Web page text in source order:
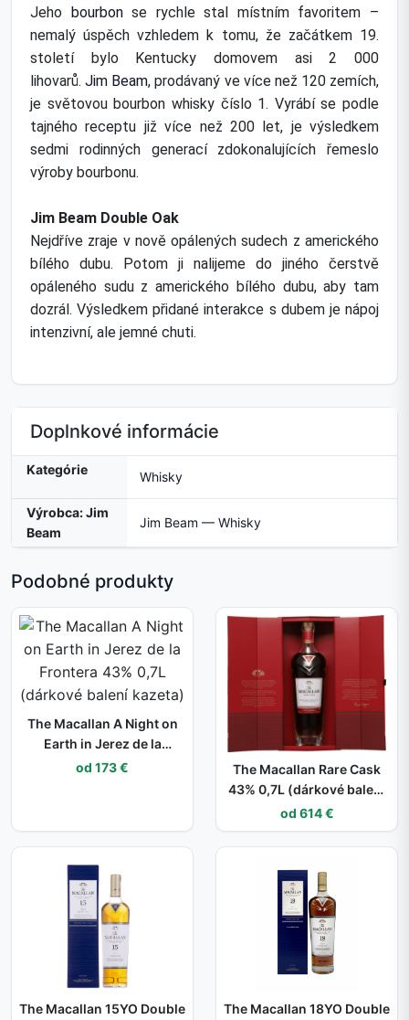
Jeho bourbonse rychle stal místním favoritem –
nemalý úspěch vzhledem k tomu, že začátkem 19.
století bylo Kentucky domovem asi 2 000
lihovarů.Jim Beam, prodávaný ve více než 120 zemích,
je světovou bourbon whisky číslo 1. Vyrábí se podle
tajného receptu již více než 200 let, je výsledkem
sedmi rodinných generací zdokonalujících řemeslo
výroby bourbonu.
Jim Beam Double Oak
Nejdříve zraje v nově opálených sudech z amerického
bílého dubu. Potom ji nalijeme do jiného čerstvě
opáleného sudu z amerického bílého dubu, aby tam
dozrál. Výsledkem přidané interakce s dubem je nápoj
intenzivní, ale jemné chuti.
Doplnkové informácie
Kategórie Whisky
Výrobca: Jim
Beam
Jim Beam — Whisky
Podobné produkty
The Macallan A Night on
Earth in Jerez de la
Frontera 43% 0,7L
od 173 €
The Macallan Rare Cask
43% 0,7L (dárkové balení
kazeta)
od 614 €
The Macallan 15YO Double
The Macallan 18YO Double